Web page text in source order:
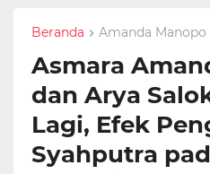
Beranda Amanda Manopo
Asmara
dan Arya
Lagi, Efek
Syahputra